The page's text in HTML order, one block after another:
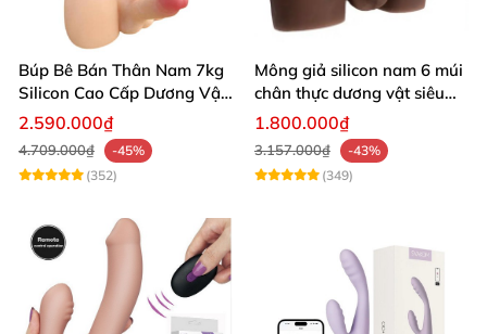
Búp Bê Bán Thân Nam 7kg
Silicon Cao Cấp Dương Vật
Giả Chân Thật Thiết Kế Cơ
Bắp Quyến Rũ
2.590.000₫
4.709.000₫
-45%
(352)
Mông giả silicon nam 6 múi
chân thực dương vật siêu
thật
1.800.000₫
3.157.000₫
-43%
(349)